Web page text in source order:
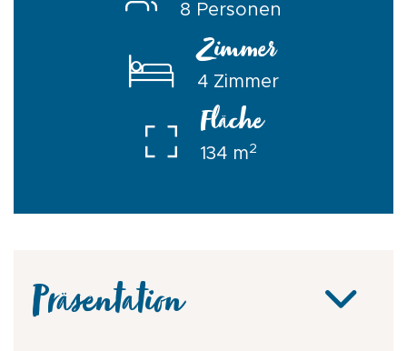
8 Personen
Zimmer
4 Zimmer
Fläche
134 m2
Präsentation